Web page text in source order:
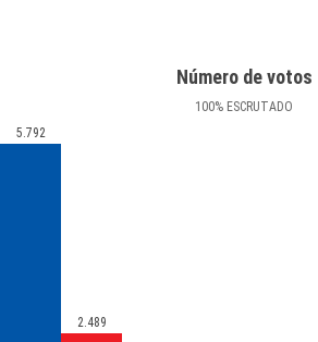
Número de votos
100% ESCRUTADO
5.792
2.489